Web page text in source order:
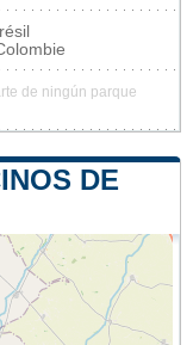
de ningún parque
DE